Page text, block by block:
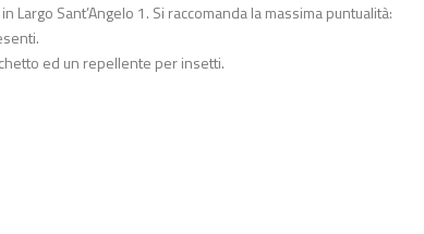
Sant’Angelo 1. Si raccomanda la massima puntualità:
ed un repellente per insetti.